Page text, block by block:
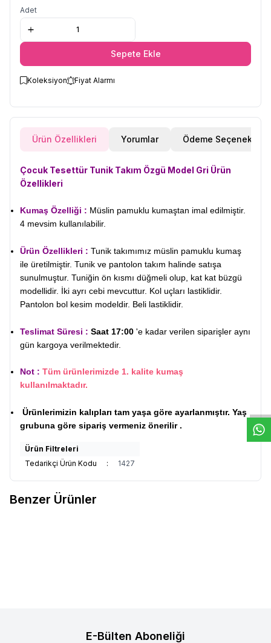
Adet
Sepete Ekle
Koleksiyon Fiyat Alarmı
Ürün Özellikleri Yorumlar Ödeme Seçenekleri
Çocuk Tesettür Tunik Takım Özgü Model Gri Ürün
Özellikleri
Kumaş Özelliği : Müslin pamuklu kumaştan imal edilmiştir.
4 mevsim kullanılabilir.
Ürün Özellikleri : Tunik takımımız müslin pamuklu kumaş
ile üretilmiştir. Tunik ve pantolon takım halinde satışa
sunulmuştur. Tuniğin ön kısmı düğmeli olup, kat kat büzgü
modellidir. İki ayrı cebi mevcuttur. Kol uçları lastiklidir.
Pantolon bol kesim modeldir. Beli lastiklidir.
Teslimat Süresi : Saat 17:00 'e kadar verilen siparişler aynı
gün kargoya verilmektedir.
Not : Tüm ürünlerimizde 1. kalite kumaş
kullanılmaktadır.
Ürünlerimizin kalıpları tam yaşa göre ayarlanmıştır. Yaş
grubuna göre sipariş vermeniz önerilir .
Ürün Filtreleri
Tedarikçi Ürün Kodu
: 1427
Benzer Ürünler
E-Bülten Aboneliği